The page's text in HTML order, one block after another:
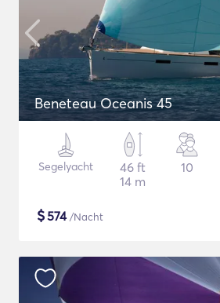
Beneteau Oceanis 45
Segelyacht
46 ft
14 m
10
$574/Nacht